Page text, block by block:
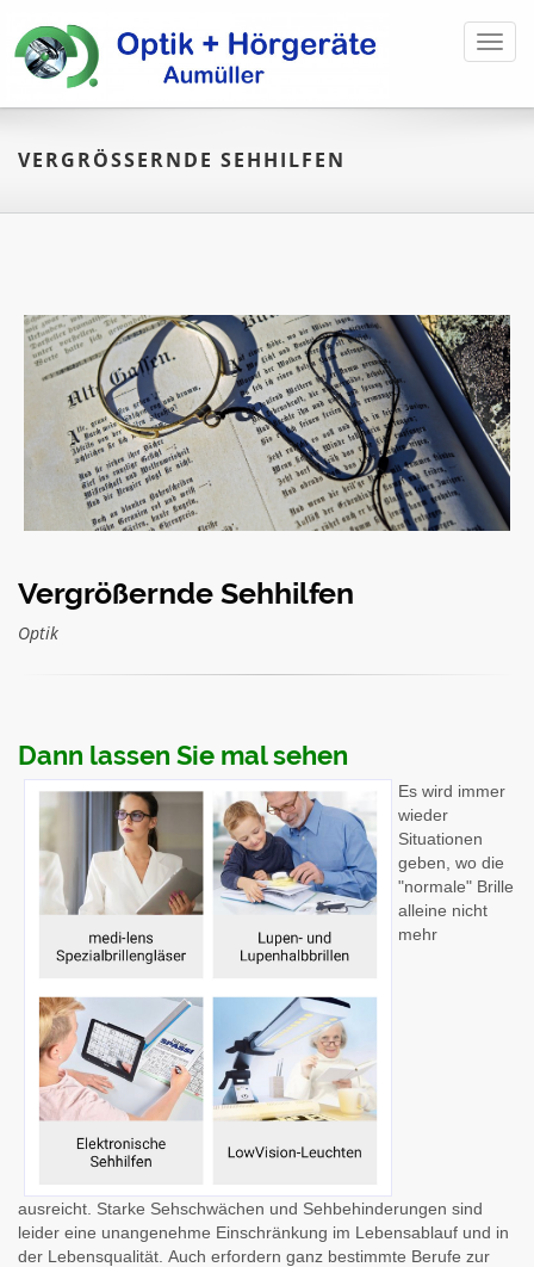
VERGRÖSSERNDE SEHHILFEN
Vergrößernde Sehhilfen
Optik
Dann lassen Sie mal sehen
Es wird immer
wieder
Situationen
geben, wo die
"normale" Brille
alleine nicht
mehr
ausreicht. Starke Sehschwächen und Sehbehinderungen sind
leider eine unangenehme Einschränkung im Lebensablauf und in
der Lebensqualität. Auch erfordern ganz bestimmte Berufe zur